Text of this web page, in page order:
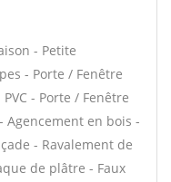
- Petite
- Porte / Fenêtre
- Porte / Fenêtre
en bois -
- Ravalement de
de plâtre - Faux